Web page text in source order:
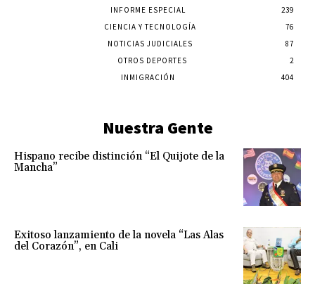
INFORME ESPECIAL
239
CIENCIA Y TECNOLOGÍA
76
NOTICIAS JUDICIALES
87
OTROS DEPORTES
2
INMIGRACIÓN
404
Nuestra Gente
Hispano recibe distinción “El Quijote de la
Mancha”
Exitoso lanzamiento de la novela “Las Alas
del Corazón”, en Cali